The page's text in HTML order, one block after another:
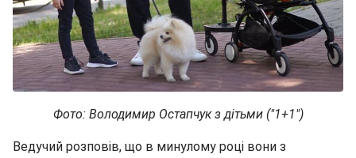
Фото: Володимир Остапчук з дітьми ("1+1")
Ведучий розповів, що в минулому році вони з